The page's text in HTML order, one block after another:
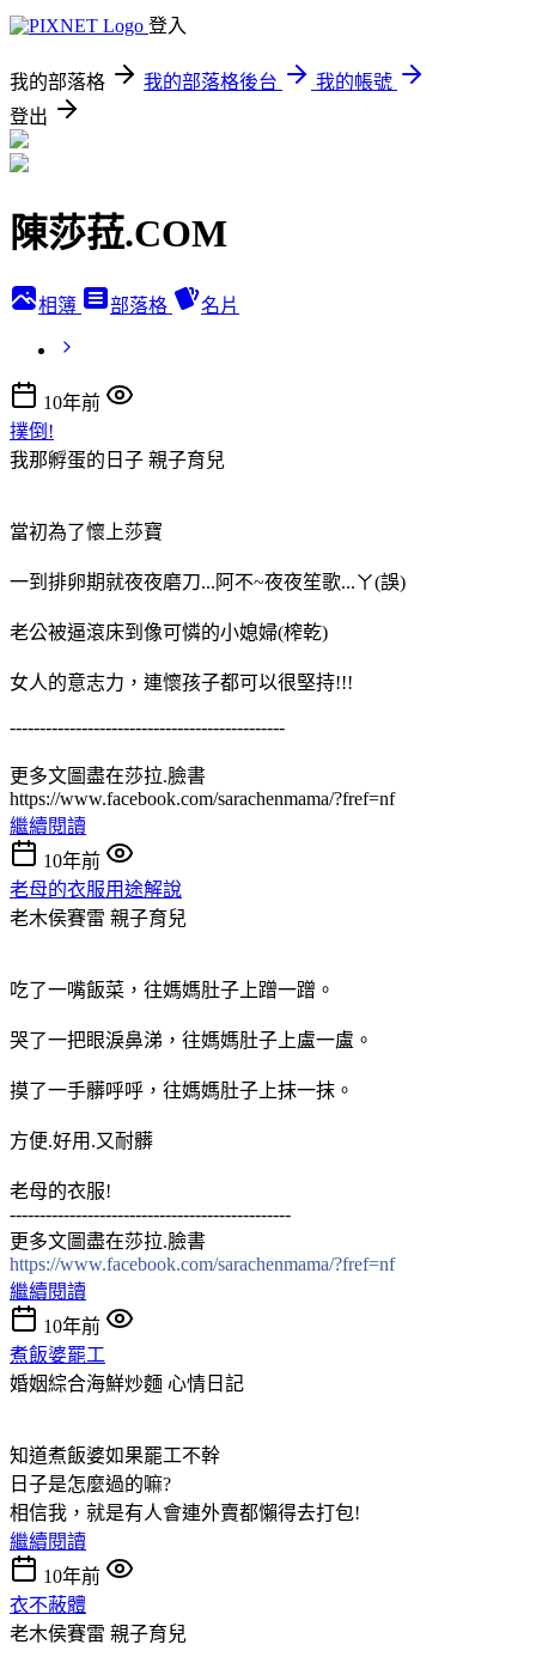
登入
我的部落格 我的部落格後台
我的帳號
登出
陳莎菈.COM
相簿 部落格 名片
10年前
撲倒!
我那孵蛋的日子 親子育兒
當初為了懷上莎寶
一到排卵期就夜夜磨刀...阿不~夜夜笙歌...ㄚ(誤)
老公被逼滾床到像可憐的小媳婦(榨乾)
女人的意志力，連懷孩子都可以很堅持!!!
----------------------------------------------
更多文圖盡在莎拉.臉書
https://www.facebook.com/sarachenmama/?fref=nf
繼續閱讀
10年前
老母的衣服用途解說
老木侯賽雷 親子育兒
吃了一嘴飯菜，往媽媽肚子上蹭一蹭。
哭了一把眼淚鼻涕，往媽媽肚子上盧一盧。
摸了一手髒呼呼，往媽媽肚子上抹一抹。
方便.好用.又耐髒
老母的衣服!
-----------------------------------------------
更多文圖盡在莎拉.臉書
https://www.facebook.com/sarachenmama/?fref=nf
繼續閱讀
10年前
煮飯婆罷工
婚姻綜合海鮮炒麵 心情日記
知道煮飯婆如果罷工不幹
日子是怎麼過的嘛?
相信我，就是有人會連外賣都懶得去打包!
繼續閱讀
10年前
衣不蔽體
老木侯賽雷 親子育兒